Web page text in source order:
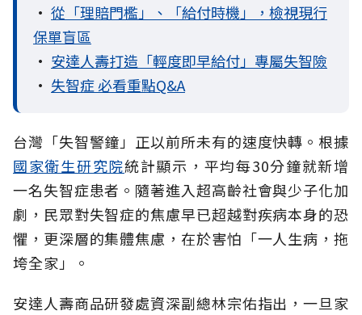
• 從「理賠門檻」、「給付時機」，檢視現行
保單盲區
• 安達人壽打造「輕度即早給付」專屬失智險
• 失智症 必看重點Q&A
台灣「失智警鐘」正以前所未有的速度快轉。根據
國家衛生研究院統計顯示，平均每30分鐘就新增
一名失智症患者。隨著進入超高齡社會與少子化加
劇，民眾對失智症的焦慮早已超越對疾病本身的恐
懼，更深層的集體焦慮，在於害怕「一人生病，拖
垮全家」。
安達人壽商品研發處資深副總林宗佑指出，一旦家